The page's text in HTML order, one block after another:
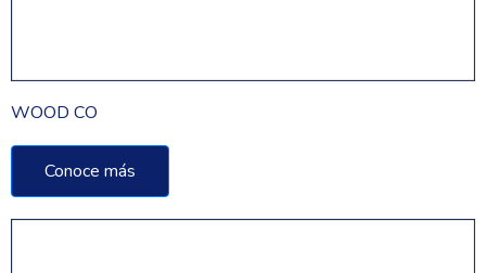
WOOD CO
Conoce más